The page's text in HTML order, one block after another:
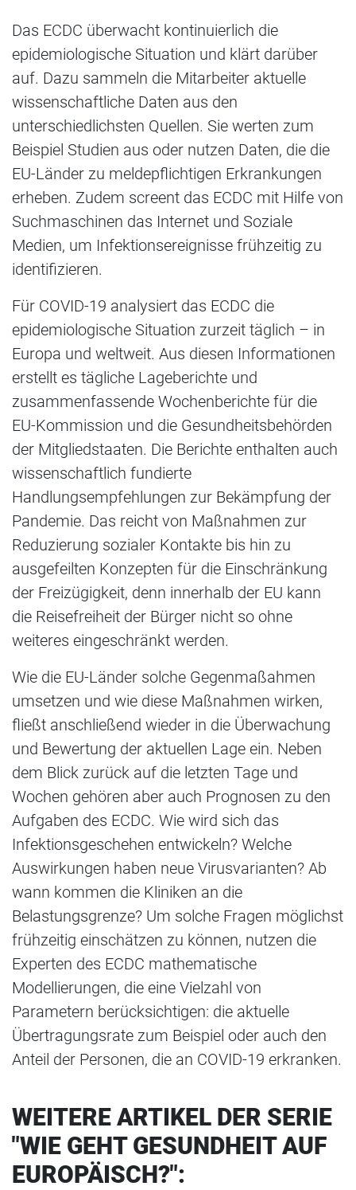
Das ECDC überwacht kontinuierlich die
epidemiologische Situation und klärt darüber
auf. Dazu sammeln die Mitarbeiter aktuelle
wissenschaftliche Daten aus den
unterschiedlichsten Quellen. Sie werten zum
Beispiel Studien aus oder nutzen Daten, die die
EU-Länder zu meldepflichtigen Erkrankungen
erheben. Zudem screent das ECDC mit Hilfe von
Suchmaschinen das Internet und Soziale
Medien, um Infektionsereignisse frühzeitig zu
identifizieren.
Für COVID-19 analysiert das ECDC die
epidemiologische Situation zurzeit täglich – in
Europa und weltweit. Aus diesen Informationen
erstellt es tägliche Lageberichte und
zusammenfassende Wochenberichte für die
EU-Kommission und die Gesundheitsbehörden
der Mitgliedstaaten. Die Berichte enthalten auch
wissenschaftlich fundierte
Handlungsempfehlungen zur Bekämpfung der
Pandemie. Das reicht von Maßnahmen zur
Reduzierung sozialer Kontakte bis hin zu
ausgefeilten Konzepten für die Einschränkung
der Freizügigkeit, denn innerhalb der EU kann
die Reisefreiheit der Bürger nicht so ohne
weiteres eingeschränkt werden.
Wie die EU-Länder solche Gegenmaßahmen
umsetzen und wie diese Maßnahmen wirken,
fließt anschließend wieder in die Überwachung
und Bewertung der aktuellen Lage ein. Neben
dem Blick zurück auf die letzten Tage und
Wochen gehören aber auch Prognosen zu den
Aufgaben des ECDC. Wie wird sich das
Infektionsgeschehen entwickeln? Welche
Auswirkungen haben neue Virusvarianten? Ab
wann kommen die Kliniken an die
Belastungsgrenze? Um solche Fragen möglichst
frühzeitig einschätzen zu können, nutzen die
Experten des ECDC mathematische
Modellierungen, die eine Vielzahl von
Parametern berücksichtigen: die aktuelle
Übertragungsrate zum Beispiel oder auch den
Anteil der Personen, die an COVID-19 erkranken.
WEITERE ARTIKEL DER SERIE
"WIE GEHT GESUNDHEIT AUF
EUROPÄISCH?":